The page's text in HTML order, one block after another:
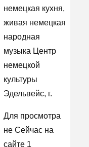
немецкая кухня,
живая немецкая
народная
музыка Центр
немецкой
культуры
Эдельвейс, г.
Для просмотра
не Сейчас на
сайте 1